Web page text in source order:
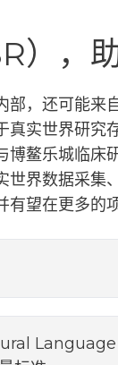
），
，还可能
实世界研究
鳌乐城临
世界数据采
望在更多的
Language